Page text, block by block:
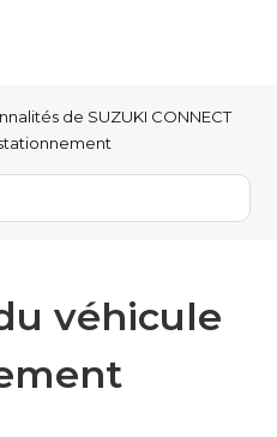
de SUZUKI CONNECT
véhicule